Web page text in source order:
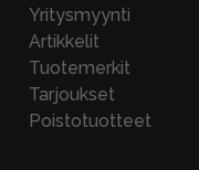
Yritysmyynti
Artikkelit
Tuotemerkit
Tarjoukset
Poistotuotteet